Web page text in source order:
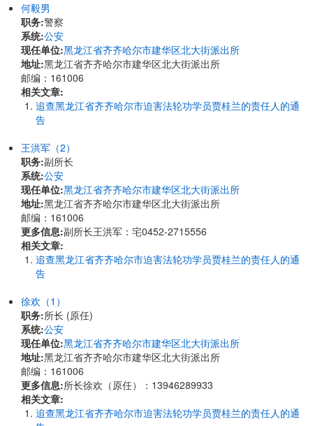
何毅男
职务:警察
系统:公安
现任单位:黑龙江省齐齐哈尔市建华区北大街派出所
地址:黑龙江省齐齐哈尔市建华区北大街派出所
邮编：161006
相关文章:
追查黑龙江省齐齐哈尔市迫害法轮功学员贾桂兰的责任人的通
告
王洪军（2）
职务:副所长
系统:公安
现任单位:黑龙江省齐齐哈尔市建华区北大街派出所
地址:黑龙江省齐齐哈尔市建华区北大街派出所
邮编：161006
更多信息:副所长王洪军：宅0452-2715556
相关文章:
追查黑龙江省齐齐哈尔市迫害法轮功学员贾桂兰的责任人的通
告
徐欢（1）
职务:所长 (原任)
系统:公安
现任单位:黑龙江省齐齐哈尔市建华区北大街派出所
地址:黑龙江省齐齐哈尔市建华区北大街派出所
邮编：161006
更多信息:所长徐欢（原任）：13946289933
相关文章:
追查黑龙江省齐齐哈尔市迫害法轮功学员贾桂兰的责任人的通